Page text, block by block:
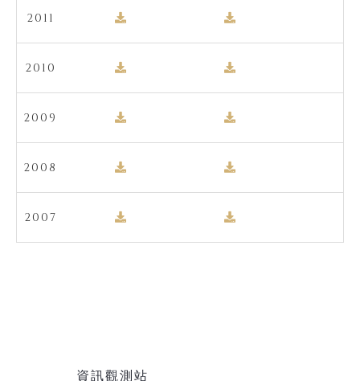
資訊觀測站
2011
2010
2009
2008
2007